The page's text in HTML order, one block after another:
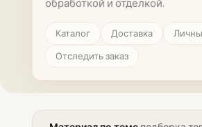
обработкой и отделкой.
Каталог Доставка
Отследить заказ